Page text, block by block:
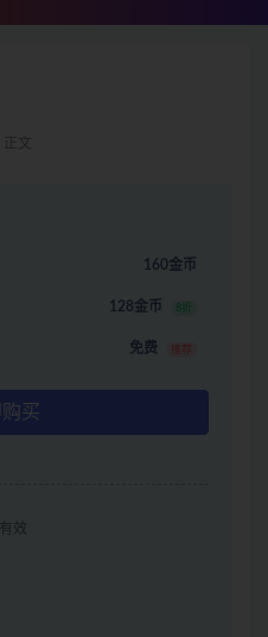
160金币
128金币 8折
免费 推荐
买
效